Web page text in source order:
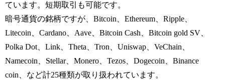
ています。短期取引も可能です。
暗号通貨の銘柄ですが、Bitcoin、Ethereum、Ripple、
Litecoin、Cardano、Aave、Bitcoin Cash、Bitcoin gold SV、
Polka Dot、Link、Theta、Tron、Uniswap、VeChain、
Namecoin、Stellar、Monero、Tezos、Dogecoin、Binance
coin、など計25種類が取り扱われています。